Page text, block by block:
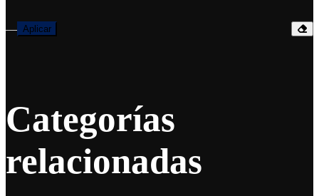
— Aplicar
Categorías
relacionadas